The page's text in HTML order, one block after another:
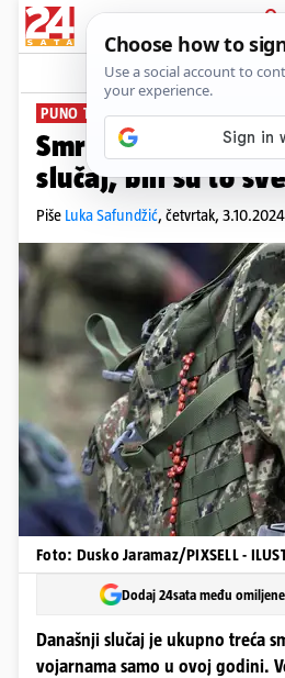
News
PUNO TRAGEDIJA
Smrt u vojarni:
slučaj, bili su to
Piše Luka Safundžić, četvrtak,
Foto: Dusko Jaramaz/PIXSELL -
Dodaj 24sata među
Današnji slučaj je ukupno treća
vojarnama samo u ovoj godini.